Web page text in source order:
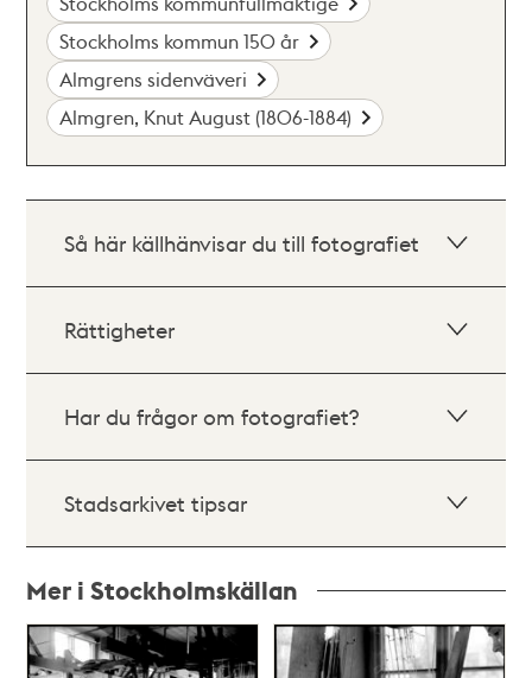
Stockholms kommun 150 år
Almgrens sidenväveri
Almgren, Knut August (1806-1884)
Så här källhänvisar du till fotografiet
Rättigheter
Har du frågor om fotografiet?
Stadsarkivet tipsar
Mer i Stockholmskällan
Relaterade
poster